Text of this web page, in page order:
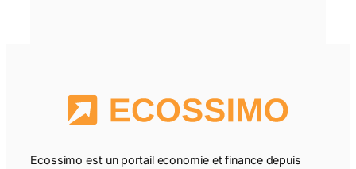
Ecossimo est un portail economie et finance depuis